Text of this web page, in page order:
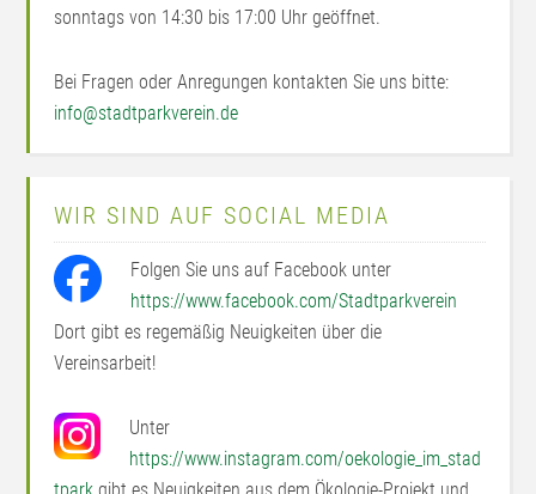
sonntags von 14:30 bis 17:00 Uhr geöffnet.
Bei Fragen oder Anregungen kontakten Sie uns bitte:
info@stadtparkverein.de
WIR SIND AUF SOCIAL MEDIA
Folgen Sie uns auf Facebook unter
https://www.facebook.com/Stadtparkverein
Dort gibt es regemäßig Neuigkeiten über die
Vereinsarbeit!
Unter
https://www.instagram.com/oekologie_im_stad